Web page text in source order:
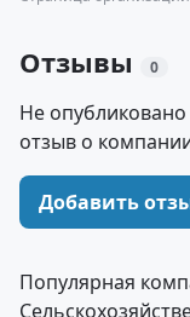
Отзывы 0
Не
отзыв о
Добавить
Популярная